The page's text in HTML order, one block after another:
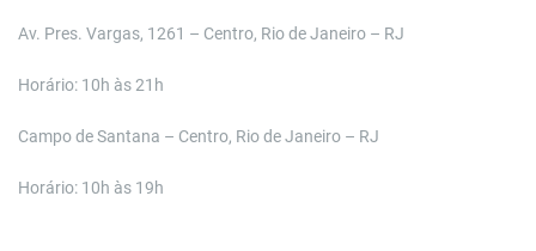
Av. Pres. Vargas, 1261 – Centro, Rio de Janeiro – RJ
Horário: 10h às 21h
Campo de Santana – Centro, Rio de Janeiro – RJ
Horário: 10h às 19h